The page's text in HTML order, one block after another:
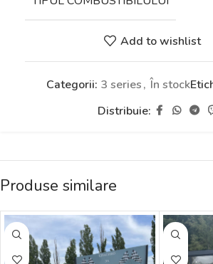
Add to wishlist
Categorii: 3 series, În stock
Distribuie:
Produse similare